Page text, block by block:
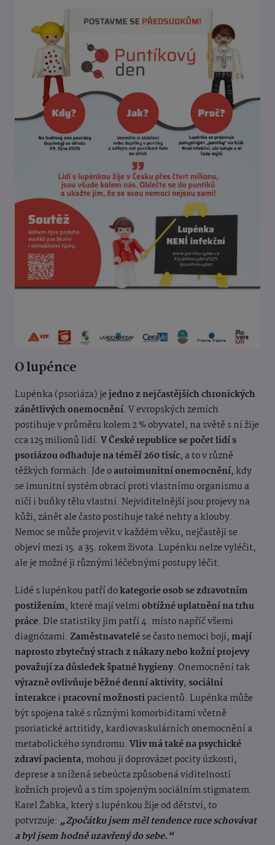
O lupénce
Lupénka (psoriáza) je jedno z nejčastějších chronických
zánětlivých onemocnění. V evropských zemích
postihuje v průměru kolem 2 % obyvatel, na světě s ní žije
cca 125 milionů lidí. V České republice se počet lidí s
psoriázou odhaduje na téměř 260 tisíc, a to v různě
těžkých formách. Jde oautoimunitní onemocnění, kdy
se imunitní systém obrací proti vlastnímu organismu a
ničí i buňky tělu vlastní. Nejviditelnější jsou projevy na
kůži, zánět ale často postihuje také nehty a klouby.
Nemoc se může projevit v každém věku, nejčastěji se
objeví mezi 15. a 35. rokem života. Lupénku nelze vyléčit,
ale je možné ji různými léčebnými postupy léčit.
Lidé s lupénkou patří dokategorie osob se zdravotním
postižením, které mají velmiobtížné uplatnění na trhu
práce. Dle statistiky jim patří 4. místo napříč všemi
diagnózami. Zaměstnavatelése často nemoci bojí, mají
naprosto zbytečný strach z nákazy nebo kožní projevy
považují za důsledek špatné hygieny. Onemocnění tak
výrazně ovlivňuje běžné denní aktivity, sociální
interakcei pracovní možnostipacientů. Lupénka může
být spojena také s různými komorbiditami včetně
psoriatické artritidy, kardiovaskulárních onemocnění a
metabolického syndromu. Vliv má také na psychické
zdraví pacienta, mohou ji doprovázet pocity úzkosti,
deprese a snížená sebeúcta způsobená viditelností
kožních projevů a s tím spojeným sociálním stigmatem.
Karel Žabka, který s lupénkou žije od dětství, to
potvrzuje: „Zpočátku jsem měl tendence ruce schovávat
a byl jsem hodně uzavřený do sebe.“